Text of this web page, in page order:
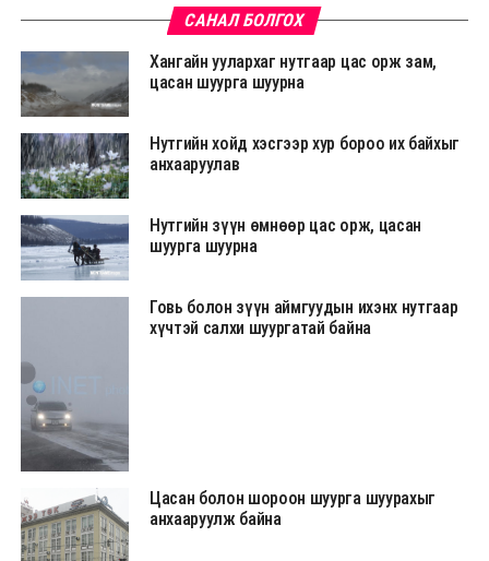
САНАЛ БОЛГОХ
Хангайн уулархаг нутгаар цас орж зам,
цасан шуурга шуурна
Нутгийн хойд хэсгээр хур бороо их байхыг
анхааруулав
Нутгийн зүүн өмнөөр цас орж, цасан
шуурга шуурна
Говь болон зүүн аймгуудын ихэнх нутгаар
хүчтэй салхи шуургатай байна
Цасан болон шороон шуурга шуурахыг
анхааруулж байна